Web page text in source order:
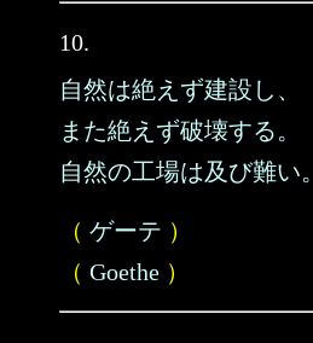
10.
自然は絶えず建設し、
また絶えず破壊する。
自然の工場は及び難い。
（ ゲーテ ）
（ Goethe ）